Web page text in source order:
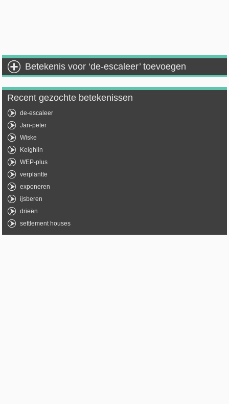
Betekenis voor ‘de-escaleer’ toevoegen
Recent gezochte betekenissen
de-escaleer
Jan-peter
Wiske
Keighlin
WEP-plus
verplantte
exponeren
ijsberen
drieën
settlement houses